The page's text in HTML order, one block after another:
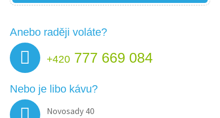
Anebo raději voláte?
+420 777 669 084
Nebo je libo kávu?
Novosady 40